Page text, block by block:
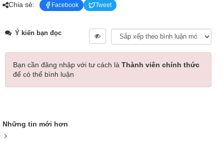
Chia sẻ: Facebook Tweet
Ý kiến bạn đọc
Bạn cần đăng nhập với tư cách là Thành viên chính thức
để có thể bình luận
Những tin mới hơn